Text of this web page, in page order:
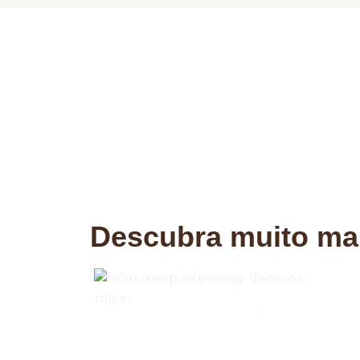
Descubra muito